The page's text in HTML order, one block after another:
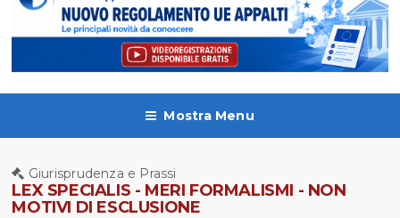
Mostra Menu
Giurisprudenza e Prassi
LEX SPECIALIS - MERI FORMALISMI - NON
MOTIVI DI ESCLUSIONE